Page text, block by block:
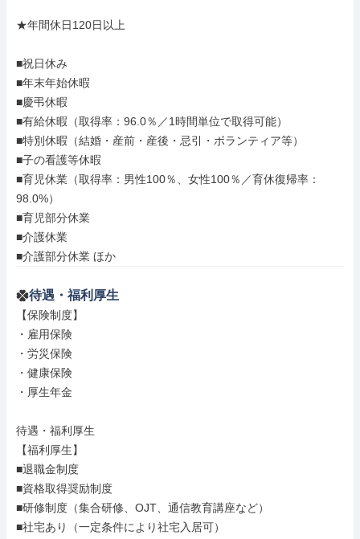
★年間休日120日以上
■祝日休み
■年末年始休暇
■慶弔休暇
■有給休暇（取得率：96.0％／1時間単位で取得可能）
■特別休暇（結婚・産前・産後・忌引・ボランティア等）
■子の看護等休暇
■育児休業（取得率：男性100％、女性100％／育休復帰率：
98.0%）
■育児部分休業
■介護休業
■介護部分休業 ほか
待遇・福利厚生
【保険制度】
・雇用保険
・労災保険
・健康保険
・厚生年金
待遇・福利厚生
【福利厚生】
■退職金制度
■資格取得奨励制度
■研修制度（集合研修、OJT、通信教育講座など）
■社宅あり（一定条件により社宅入居可）